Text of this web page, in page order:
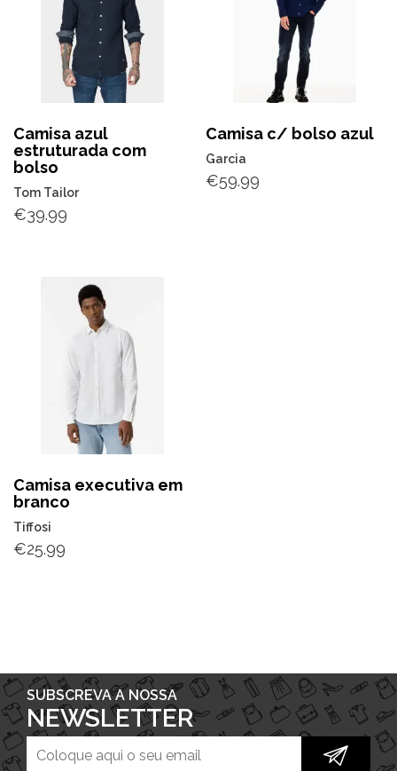
Camisa azul
estruturada com
bolso
Tom Tailor
€39.99
Camisa c/ bolso azul
Garcia
€59.99
Camisa executiva em
branco
Tiffosi
€25.99
SUBSCREVA A NOSSA
NEWSLETTER